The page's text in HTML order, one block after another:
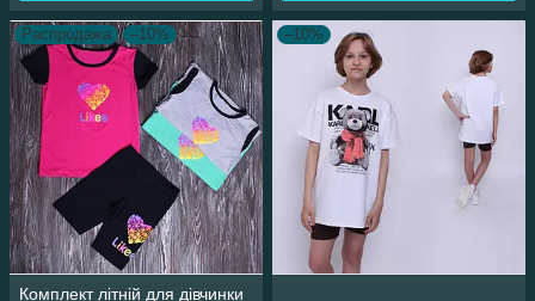
Распродажа –10%
Комплект літній для дівчинки
–10%